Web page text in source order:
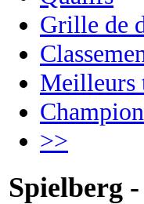
Grille de
Meilleurs
>>
Spielberg